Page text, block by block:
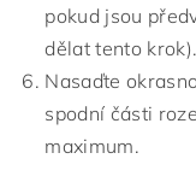
pokud jsou
dělat tento krok).
Nasaďte
spodní části
maximum.